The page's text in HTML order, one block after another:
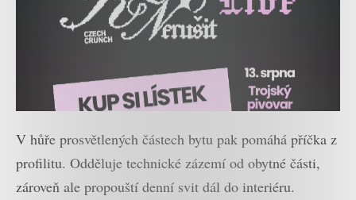
V hůře prosvětlených částech bytu pak pomáhá příčka z
profilitu. Odděluje technické zázemí od obytné části,
zároveň ale propouští denní svit dál do interiéru.